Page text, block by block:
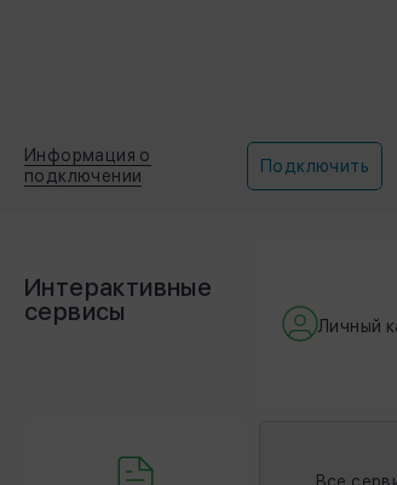
Информация о
подключении
Подключить
Интерактивные
cервисы
Личный
Все